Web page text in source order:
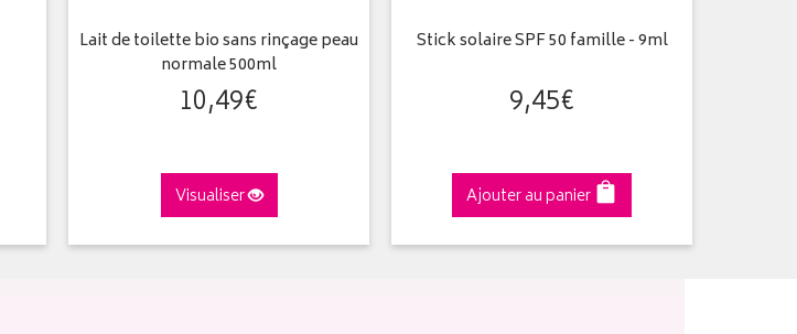
Lait de toilette bio sans rinçage peau
normale 500ml
10,49€
Visualiser
Stick solaire SPF 50 famille - 9ml
9,45€
Ajouter au panier